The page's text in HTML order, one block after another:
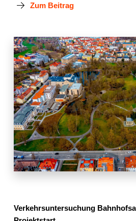
Zum Beitrag
Verkehrsuntersuchung